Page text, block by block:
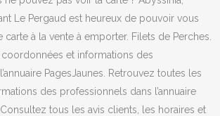
Le Pergaud est heureux de pouvoir vous
à la vente à emporter. Filets de Perches.
et informations des
PagesJaunes. Retrouvez toutes les
des professionnels dans l’annuaire
tous les avis clients, les horaires et